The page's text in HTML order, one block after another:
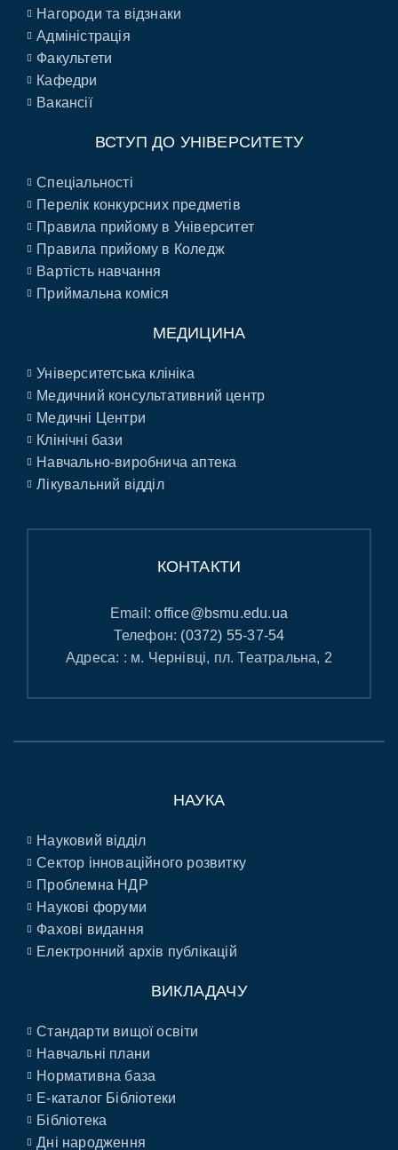
Нагороди та відзнаки
Адміністрація
Факультети
Кафедри
Вакансії
ВСТУП ДО УНІВЕРСИТЕТУ
Спеціальності
Перелік конкурсних предметів
Правила прийому в Університет
Правила прийому в Коледж
Вартість навчання
Приймальна коміся
МЕДИЦИНА
Університетська клініка
Медичний консультативний центр
Медичні Центри
Клінічні бази
Навчально-виробнича аптека
Лікувальний відділ
КОНТАКТИ
Email:office@bsmu.edu.ua
Телефон: (0372) 55-37-54
Адреса: : м. Чернівці, пл. Театральна, 2
НАУКА
Науковий відділ
Сектор інноваційного розвитку
Проблемна НДР
Наукові форуми
Фахові видання
Електронний архів публікацій
ВИКЛАДАЧУ
Стандарти вищої освіти
Навчальні плани
Нормативна база
E-каталог Бібліотеки
Бібліотека
Дні народження